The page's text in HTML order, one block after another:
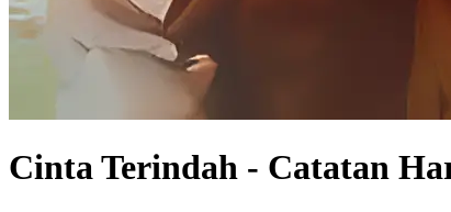
Cinta Terindah - Catatan